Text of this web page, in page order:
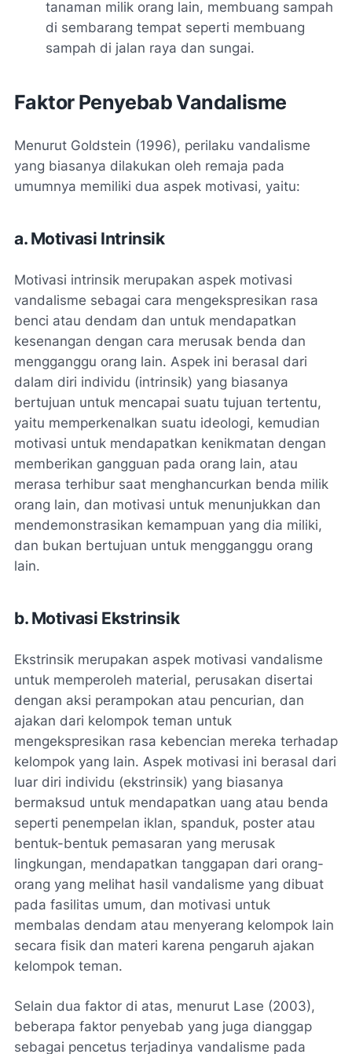
tanaman milik orang lain, membuang sampah
di sembarang tempat seperti membuang
sampah di jalan raya dan sungai.
Faktor Penyebab Vandalisme
Menurut Goldstein (1996), perilaku vandalisme
yang biasanya dilakukan oleh remaja pada
umumnya memiliki dua aspek motivasi, yaitu:
a. Motivasi Intrinsik
Motivasi intrinsik merupakan aspek motivasi
vandalisme sebagai cara mengekspresikan rasa
benci atau dendam dan untuk mendapatkan
kesenangan dengan cara merusak benda dan
mengganggu orang lain. Aspek ini berasal dari
dalam diri individu (intrinsik) yang biasanya
bertujuan untuk mencapai suatu tujuan tertentu,
yaitu memperkenalkan suatu ideologi, kemudian
motivasi untuk mendapatkan kenikmatan dengan
memberikan gangguan pada orang lain, atau
merasa terhibur saat menghancurkan benda milik
orang lain, dan motivasi untuk menunjukkan dan
mendemonstrasikan kemampuan yang dia miliki,
dan bukan bertujuan untuk mengganggu orang
lain.
b. Motivasi Ekstrinsik
Ekstrinsik merupakan aspek motivasi vandalisme
untuk memperoleh material, perusakan disertai
dengan aksi perampokan atau pencurian, dan
ajakan dari kelompok teman untuk
mengekspresikan rasa kebencian mereka terhadap
kelompok yang lain. Aspek motivasi ini berasal dari
luar diri individu (ekstrinsik) yang biasanya
bermaksud untuk mendapatkan uang atau benda
seperti penempelan iklan, spanduk, poster atau
bentuk-bentuk pemasaran yang merusak
lingkungan, mendapatkan tanggapan dari orang-
orang yang melihat hasil vandalisme yang dibuat
pada fasilitas umum, dan motivasi untuk
membalas dendam atau menyerang kelompok lain
secara fisik dan materi karena pengaruh ajakan
kelompok teman.
Selain dua faktor di atas, menurut Lase (2003),
beberapa faktor penyebab yang juga dianggap
sebagai pencetus terjadinya vandalisme pada